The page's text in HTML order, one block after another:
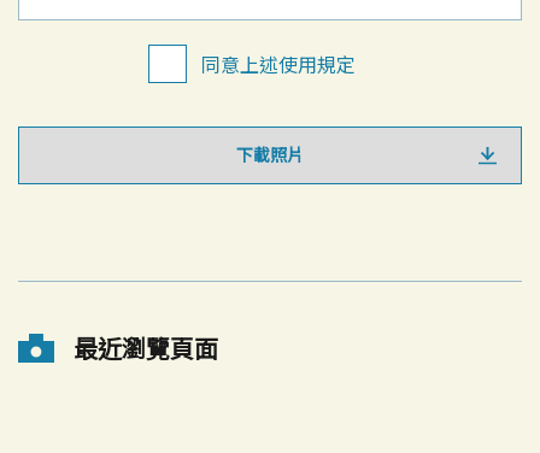
同意上述使用規定
下載照片
最近瀏覽頁面